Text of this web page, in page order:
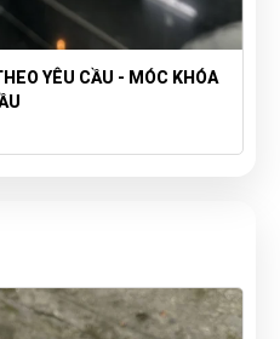
KHÓA
SET BỘ VALI 3